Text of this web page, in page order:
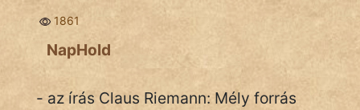
Tanmese
1861
NapHold
- az írás Claus Riemann: Mély forrás